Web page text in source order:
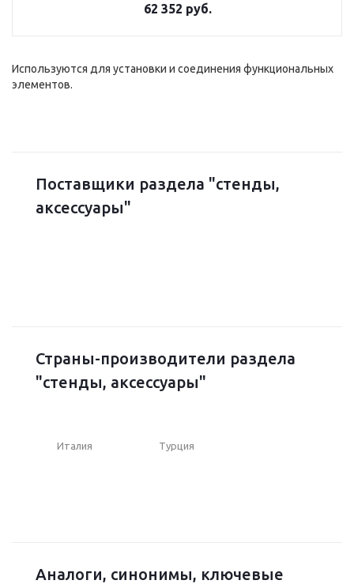
62 352 руб.
Используются для установки и соединения функциональных
элементов.
Поставщики раздела "стенды,
аксессуары"
Страны-производители раздела
"стенды, аксессуары"
Италия Турция
Аналоги, синонимы, ключевые